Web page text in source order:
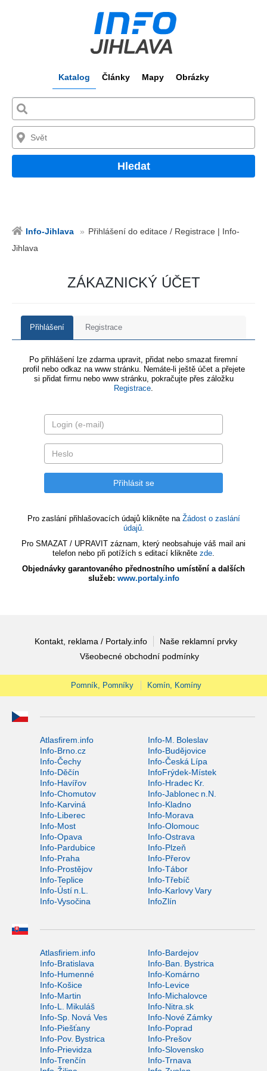
Katalog Články Mapy Obrázky
Hledat
Info-Jihlava
Přihlášení do editace / Registrace | Info-
Jihlava
ZÁKAZNICKÝ ÚČET
Přihlášení Registrace
Po přihlášení lze zdarma upravit, přidat nebo smazat firemní
profil nebo odkaz na www stránku. Nemáte-li ještě účet a přejete
si přidat firmu nebo www stránku, pokračujte přes záložku
Registrace.
Pro zaslání přihlašovacích údajů klikněte na Žádost o zaslání
údajů.
Pro SMAZAT / UPRAVIT záznam, který neobsahuje váš mail ani
telefon nebo při potížích s editací klikněte zde.
Objednávky garantovaného přednostního umístění a dalších
služeb: www.portaly.info
Kontakt, reklama / Portaly.info
Naše reklamní prvky
Všeobecné obchodní podmínky
Pomník, Pomníky Komín, Komíny
Atlasfirem.info
Info-M. Boleslav
Info-Brno.cz
Info-Budějovice
Info-Čechy
Info-Česká Lípa
Info-Děčín
InfoFrýdek-Místek
Info-Havířov
Info-Hradec Kr.
Info-Chomutov
Info-Jablonec n.N.
Info-Karviná
Info-Kladno
Info-Liberec
Info-Morava
Info-Most
Info-Olomouc
Info-Opava
Info-Ostrava
Info-Pardubice
Info-Plzeň
Info-Praha
Info-Přerov
Info-Prostějov
Info-Tábor
Info-Teplice
Info-Třebíč
Info-Ústí n.L.
Info-Karlovy Vary
Info-Vysočina
InfoZlín
Atlasfiriem.info
Info-Bardejov
Info-Bratislava
Info-Ban. Bystrica
Info-Humenné
Info-Komárno
Info-Košice
Info-Levice
Info-Martin
Info-Michalovce
Info-L. Mikuláš
Info-Nitra.sk
Info-Sp. Nová Ves
Info-Nové Zámky
Info-Piešťany
Info-Poprad
Info-Pov. Bystrica
Info-Prešov
Info-Prievidza
Info-Slovensko
Info-Trenčín
Info-Trnava